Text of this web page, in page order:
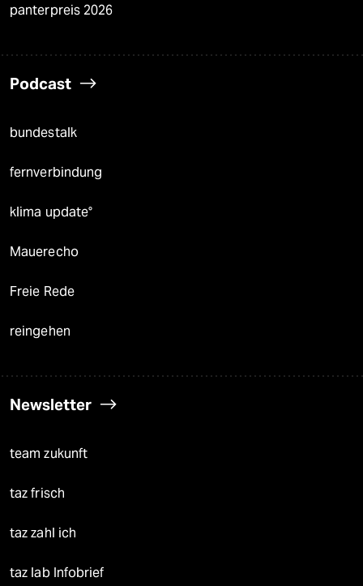
panterpreis 2026
Podcast
bundestalk
fernverbindung
klima update°
Mauerecho
Freie Rede
reingehen
Newsletter
team zukunft
taz frisch
taz zahl ich
taz lab Infobrief